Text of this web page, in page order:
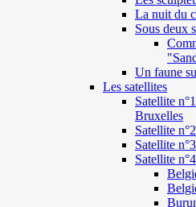
La nuit du
Sous deux
Un faune
Les satellites
Satellite
Bruxelles
Satellite
Satellite
Satellite